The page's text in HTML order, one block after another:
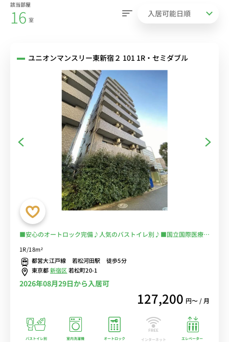
該当部屋
16 室
ユニオンマンスリー東新宿２ 101 1R・セミダブル
■安心のオートロック完備♪人気のバストイレ別♪■国立国際医療研
回避で安心！■選べるWi-Fi格安レンタル中！
1R/18m²
都営大江戸線 若松河田駅 徒歩5分
東京都新宿区若松町20-1
2026年08月29日から入居可
127,200 円〜 / 月
バストイレ別 室内洗濯機 オートロック
インターネット
エレベーター